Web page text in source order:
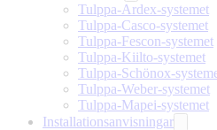
Tulppa-Ardex-systemet
Tulppa-Casco-systemet
Tulppa-Fescon-systemet
Tulppa-Kiilto-systemet
Tulppa-Schönox-
Tulppa-Weber-systemet
Tulppa-Mapei-systemet
Installationsanvisningar